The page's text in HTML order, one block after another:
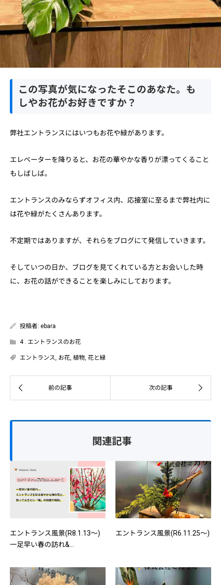
この写真が気になったそこのあなた。も
しやお花がお好きですか？
弊社エントランスにはいつもお花や緑があります。
エレベーターを降りると、お花の華やかな香りが漂ってくること
もしばしば。
エントランスのみならずオフィス内、応接室に至るまで弊社内に
は花や緑がたくさんあります。
不定期ではありますが、それらをブログにて発信していきます。
そしていつの日か、ブログを見てくれている方とお会いした時
に、お花の話ができることを楽しみにしております。
投稿者: ebara
4 . エントランスのお花
エントランス お花 植物 花と緑
関連記事
エントランス風景(R8.1.13～)
一足早い春の訪れ&...
エントランス風景(R6.11.25～)